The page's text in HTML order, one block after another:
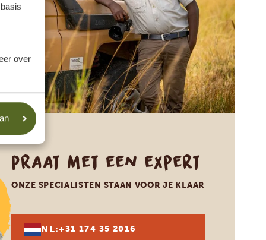
over
Praat met een expert
ONZE SPECIALISTEN STAAN VOOR JE KLAAR
NL:+31 174 35 2016